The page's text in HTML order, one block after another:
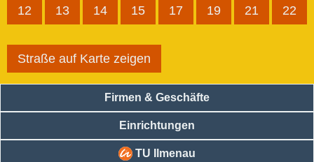
12 13 14 15 17 19 21 22
Straße auf Karte zeigen
Firmen & Geschäfte
Einrichtungen
TU Ilmenau